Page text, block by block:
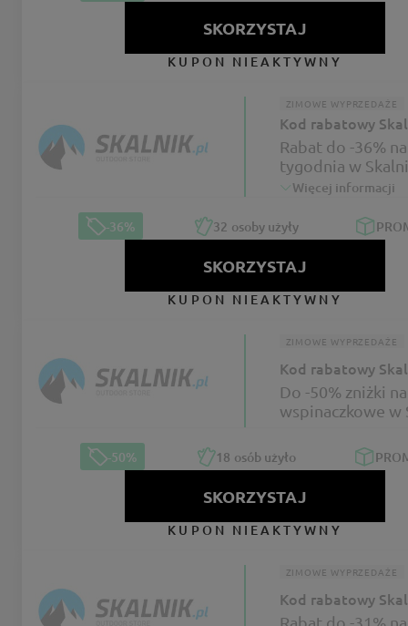
SKORZYSTAJ
KUPON NIEAKTYWNY
ZIMOWE WYPRZEDAŻE
Kod rabatowy
Rabat do -36%
tygodnia w
Więcej informacji
-36% 32 osoby użyły
SKORZYSTAJ
KUPON NIEAKTYWNY
ZIMOWE WYPRZEDAŻE
Kod rabatowy
Do -50% zniżki
wspinaczkowe w
-50% 18 osób użyło
SKORZYSTAJ
KUPON NIEAKTYWNY
ZIMOWE WYPRZEDAŻE
Kod rabatowy
Rabat do -31%